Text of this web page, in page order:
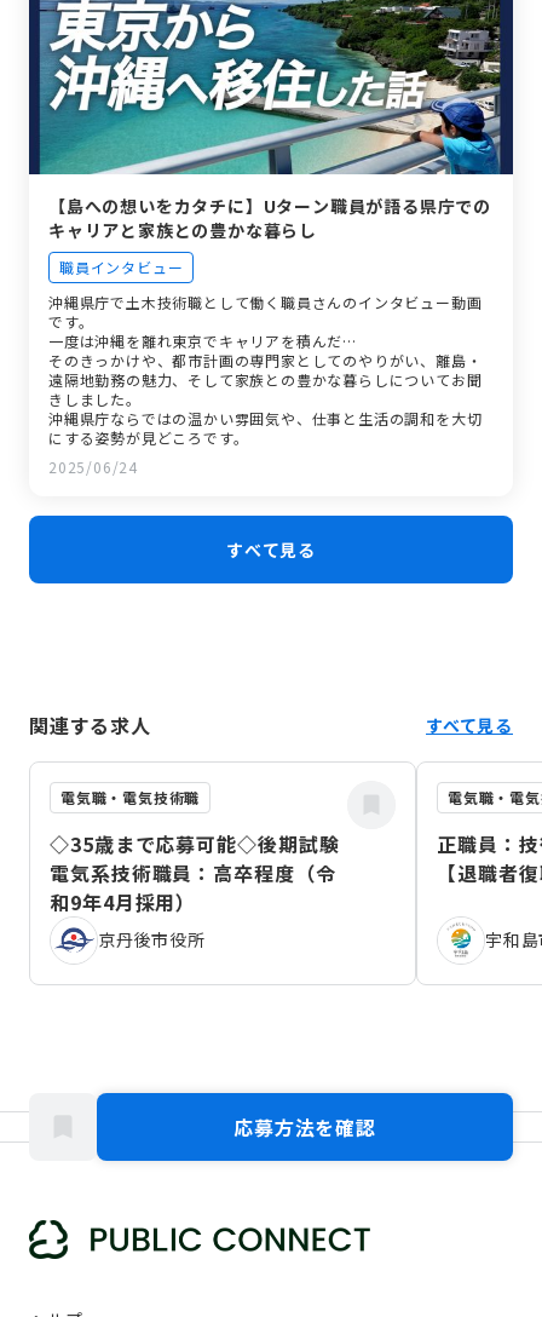
【島への想いをカタチに】Uターン職員が語る県庁での
キャリアと家族との豊かな暮らし
職員インタビュー
沖縄県庁で土木技術職として働く職員さんのインタビュー動画
です。
一度は沖縄を離れ東京でキャリアを積んだ…
そのきっかけや、都市計画の専門家としてのやりがい、離島・
遠隔地勤務の魅力、そして家族との豊かな暮らしについてお聞
きしました。
沖縄県庁ならではの温かい雰囲気や、仕事と生活の調和を大切
にする姿勢が見どころです。
2025/06/24
すべて見る
関連する求人 すべて見る
電気職・電気技術職
◇35歳まで応募可能◇後期試験
電気系技術職員：高卒程度（令
和9年4月採用）
京丹後市役所
電気職・電
正職員：
【退職者
宇和
応募方法を確認